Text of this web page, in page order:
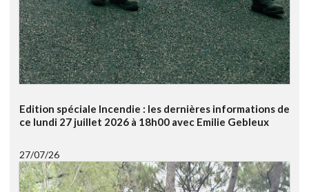
Edition spéciale Incendie : les dernières informations de
ce lundi 27 juillet 2026 à 18h00 avec Emilie Gebleux
27/07/26